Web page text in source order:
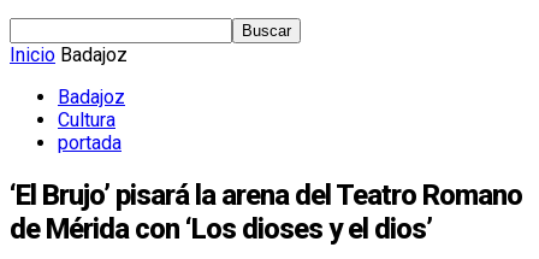
Inicio Badajoz
Badajoz
Cultura
portada
‘El Brujo’ pisará la arena del Teatro Romano
de Mérida con ‘Los dioses y el dios’